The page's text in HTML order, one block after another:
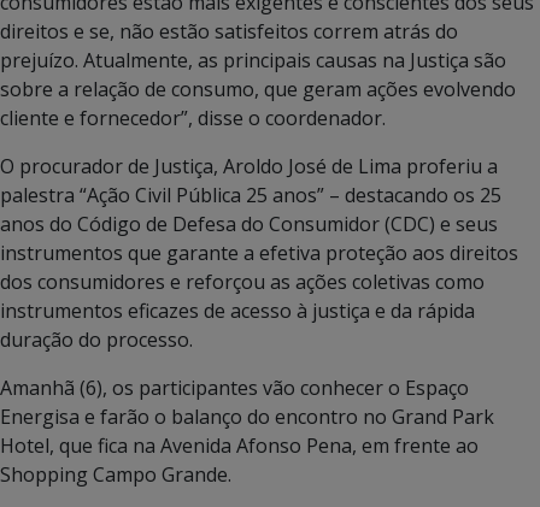
direitos e se, não estão satisfeitos correm atrás do
prejuízo. Atualmente, as principais causas na Justiça são
sobre a relação de consumo, que geram ações evolvendo
cliente e fornecedor”, disse o coordenador.
O procurador de Justiça, Aroldo José de Lima proferiu a
palestra “Ação Civil Pública 25 anos” – destacando os 25
anos do Código de Defesa do Consumidor (CDC) e seus
instrumentos que garante a efetiva proteção aos direitos
dos consumidores e reforçou as ações coletivas como
instrumentos eficazes de acesso à justiça e da rápida
duração do processo.
Amanhã (6), os participantes vão conhecer o Espaço
Energisa e farão o balanço do encontro no Grand Park
Hotel, que fica na Avenida Afonso Pena, em frente ao
Shopping Campo Grande.